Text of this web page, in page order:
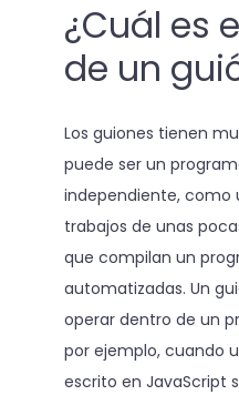
¿Cuál es
de un
Los guiones tienen
puede ser un
independiente, como
trabajos de unas
que compilan un
automatizadas. Un
operar dentro de un
por ejemplo, cuando
escrito en JavaScript